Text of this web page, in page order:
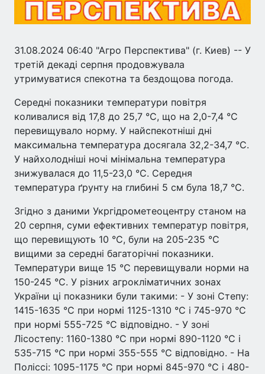
31.08.2024 06:40 "Агро Перспектива" (г. Киев) -- У
третій декаді серпня продовжувала
утримуватися спекотна та бездощова погода.
Середні показники температури повітря
коливалися від 17,8 до 25,7 °С, що на 2,0-7,4 °С
перевищувало норму. У найспекотніші дні
максимальна температура досягала 32,2-34,7 °С.
У найхолодніші ночі мінімальна температура
знижувалася до 11,5-23,0 °С. Середня
температура ґрунту на глибині 5 см була 18,7 °С.
Згідно з даними Укргідрометеоцентру станом на
20 серпня, суми ефективних температур повітря,
що перевищують 10 °С, були на 205-235 °С
вищими за середні багаторічні показники.
Температури вище 15 °С перевищували норми на
150-245 °С. У різних агрокліматичних зонах
України ці показники були такими: - У зоні Степу:
1415-1635 °С при нормі 1125-1310 °С і 745-970 °С
при нормі 555-725 °С відповідно. - У зоні
Лісостепу: 1160-1380 °С при нормі 890-1120 °С і
535-715 °С при нормі 355-555 °С відповідно. - На
Поліссі: 1095-1175 °С при нормі 845-970 °С і 480-